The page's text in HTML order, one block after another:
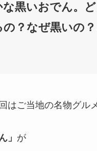
な黒いおでん。
の？なぜ黒いの
はご当地の名物グル
」 が